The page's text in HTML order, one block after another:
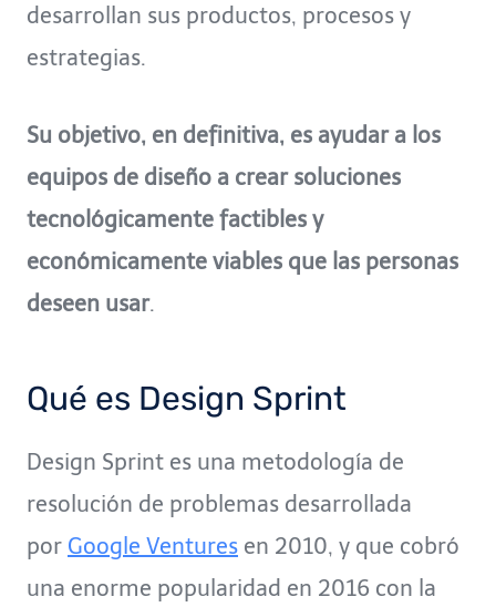
desarrollan sus productos, procesos y
estrategias.
Su objetivo, en definitiva, es ayudar a los
equipos de diseño a crear soluciones
tecnológicamente factibles y
económicamente viables que las personas
deseen usar.
Qué es Design Sprint
Design Sprint es una metodología de
resolución de problemas desarrollada
por Google Ventures en 2010, y que cobró
una enorme popularidad en 2016 con la